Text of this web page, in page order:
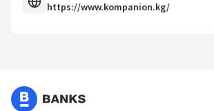
https://www.kompanion.kg/